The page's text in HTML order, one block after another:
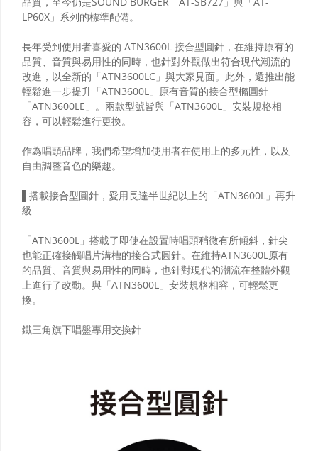
LP60X」系列的標準配備。
長年受到使用者喜愛的 ATN3600L 接合型圓針，在維持原有的
品質、音質與易用性的同時，也針對外觀做出符合現代潮流的
改進，以全新的「ATN3600LC」與大家見面。此外，還推出能
輕鬆進一步提升「ATN3600L」原有音質的接合型橢圓針
「ATN3600LE」。兩款型號皆與「ATN3600L」安裝規格相
容，可以輕鬆進行更換。
作為唱頭品牌，我們希望增加使用者在使用上的多元性，以及
自由調整音色的樂趣。
▌搭載接合型圓針，愛用長達半世紀以上的「ATN3600L」再升
級
「ATN3600L」搭載了即使在設置時唱頭稍微有所傾斜，針尖
也能正確接觸唱片溝槽的接合式圓針。在維持ATN3600L原有
的品質、音質與易用性的同時，也針對現代的潮流在整體外觀
上進行了改動。與「ATN3600L」安裝規格相容，可輕鬆更
換。
鐵三角旗下唱盤專用交換針